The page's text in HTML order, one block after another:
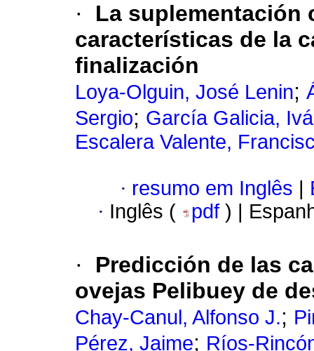
·
La suplementación
características de la
finalización
Loya-Olguin, José Lenin;
Sergio; García Galicia,
Escalera Valente,
· resumo em Inglês
· Inglês ( pdf ) |
·
Predicción de las
ovejas Pelibuey de
Chay-Canul, Alfonso J.;
Pérez, Jaime; Ríos-